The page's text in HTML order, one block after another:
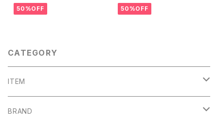
50%OFF 50%OFF
CATEGORY
ITEM
outer
BRAND